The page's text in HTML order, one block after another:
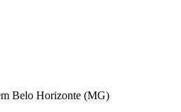
Belo Horizonte (MG)